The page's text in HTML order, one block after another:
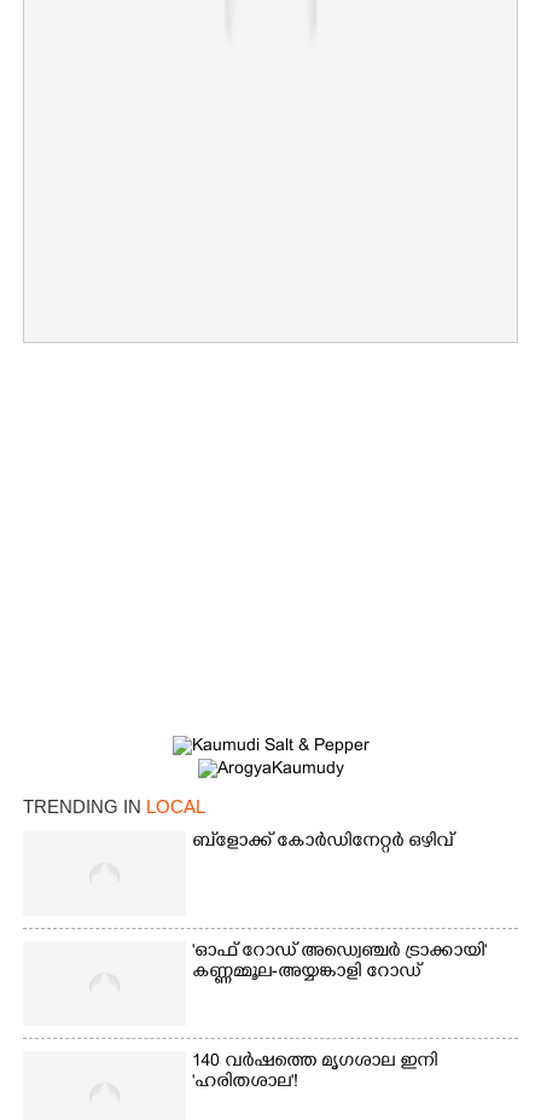
TRENDING IN LOCAL
ബ്‌ളോക്ക് കോർഡിനേറ്റർ ഒഴിവ്
'ഓഫ് റോഡ് അഡ്വെഞ്ചർ ട്രാക്കായി'
കണ്ണമ്മൂല-അയ്യങ്കാളി റോഡ്
140 വർഷത്തെ മൃഗശാല ഇനി
'ഹരിതശാല'!